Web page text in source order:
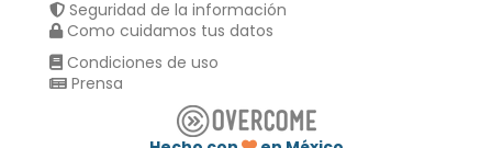
Seguridad de la información
Como cuidamos tus datos
Condiciones de uso
Prensa